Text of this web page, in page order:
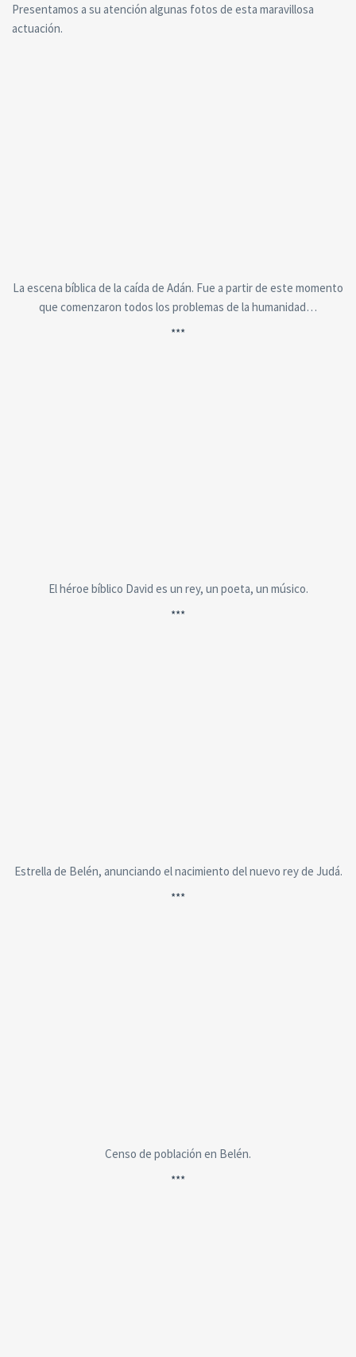
Presentamos a su atención algunas fotos de esta maravillosa
actuación.
La escena bíblica de la caída de Adán. Fue a partir de este momento
que comenzaron todos los problemas de la humanidad…
***
El héroe bíblico David es un rey, un poeta, un músico.
***
Estrella de Belén, anunciando el nacimiento del nuevo rey de Judá.
***
Censo de población en Belén.
***